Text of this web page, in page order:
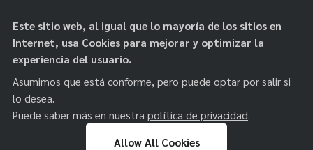
paz
Este sitio web, al igual que lo mayoría de los sitios en
Internet, usa Cookies para mejorar y optimizar la
experiencia del usuario.
Asumimos que está conforme, pero puede optar por salir si
lo desea.
Puede saber más en nuestra política de privacidad.
Allow All Cookies